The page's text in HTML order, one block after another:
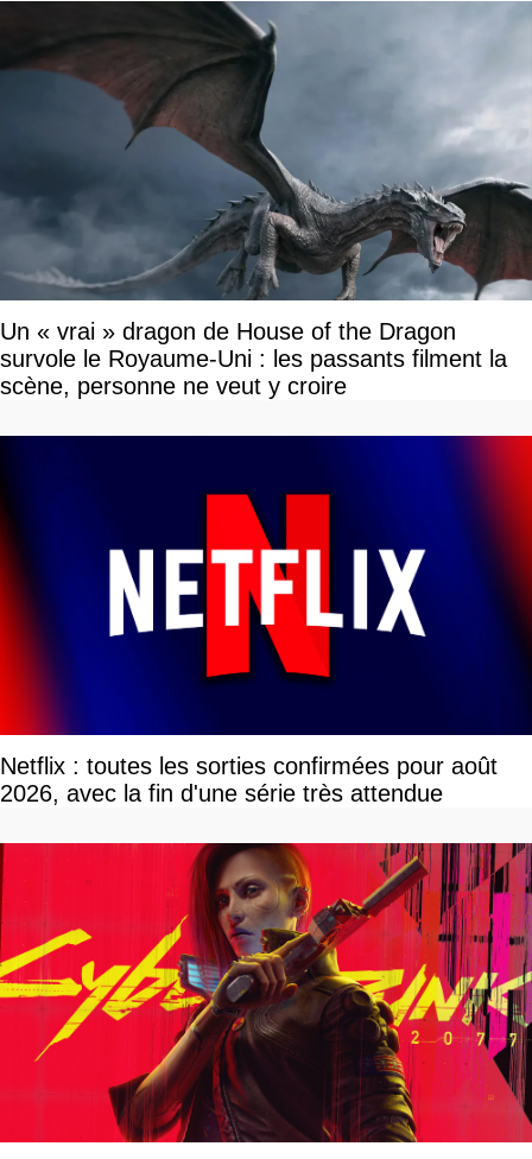
Un « vrai » dragon de House of the Dragon
survole le Royaume-Uni : les passants filment la
scène, personne ne veut y croire
Netflix : toutes les sorties confirmées pour août
2026, avec la fin d'une série très attendue